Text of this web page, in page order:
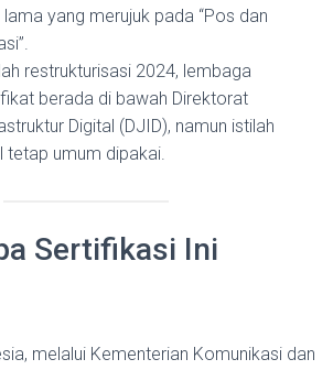
yang merujuk pada “Pos dan
restrukturisasi 2024, lembaga
berada di bawah Direktorat
Digital (DJID), namun istilah
tetap umum dipakai.
Sertifikasi Ini
melalui Kementerian Komunikasi dan